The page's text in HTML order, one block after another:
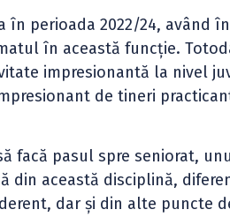
în perioada 2022/24, având
în această funcție.
impresionantă la nivel
de tineri
facă pasul spre seniorat,
din această disciplină,
dar și din alte puncte